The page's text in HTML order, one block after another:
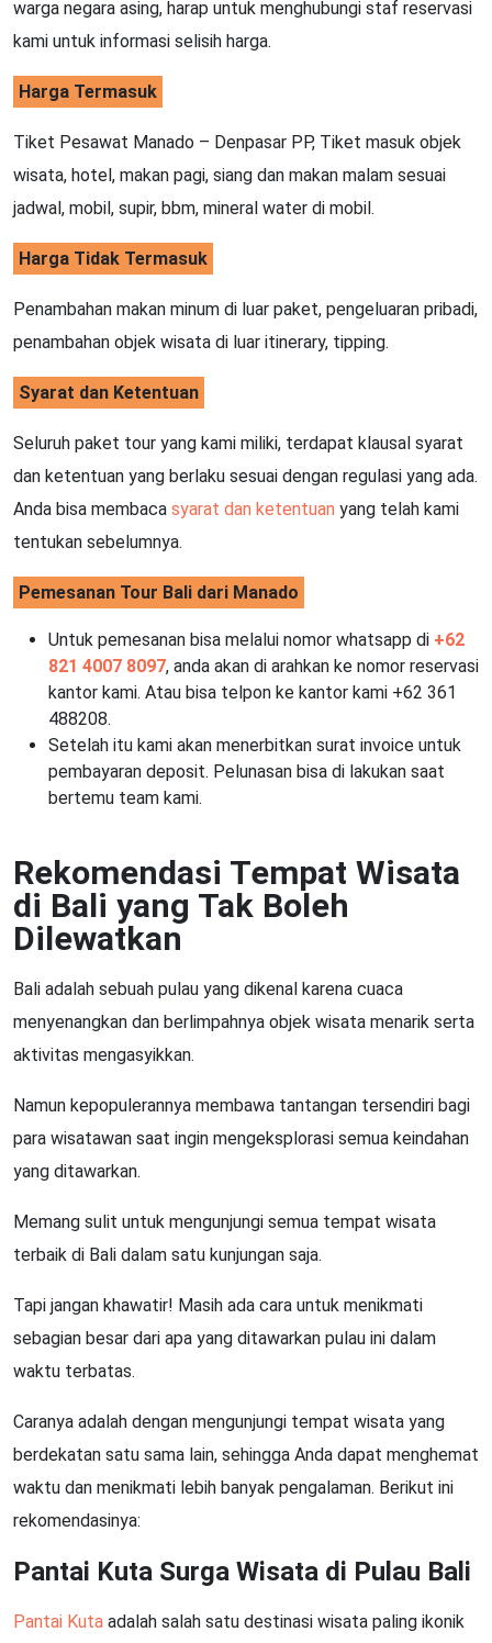
warga negara asing, harap untuk menghubungi staf reservasi
kami untuk informasi selisih harga.
Harga Termasuk
Tiket Pesawat Manado – Denpasar PP, Tiket masuk objek
wisata, hotel, makan pagi, siang dan makan malam sesuai
jadwal, mobil, supir, bbm, mineral water di mobil.
Harga Tidak Termasuk
Penambahan makan minum di luar paket, pengeluaran pribadi,
penambahan objek wisata di luar itinerary, tipping.
Syarat dan Ketentuan
Seluruh paket tour yang kami miliki, terdapat klausal syarat
dan ketentuan yang berlaku sesuai dengan regulasi yang ada.
Anda bisa membaca syarat dan ketentuan yang telah kami
tentukan sebelumnya.
Pemesanan Tour Bali dari Manado
Untuk pemesanan bisa melalui nomor whatsapp di +62
821 4007 8097, anda akan di arahkan ke nomor reservasi
kantor kami. Atau bisa telpon ke kantor kami +62 361
488208.
Setelah itu kami akan menerbitkan surat invoice untuk
pembayaran deposit. Pelunasan bisa di lakukan saat
bertemu team kami.
Rekomendasi Tempat Wisata
di Bali yang Tak Boleh
Dilewatkan
Bali adalah sebuah pulau yang dikenal karena cuaca
menyenangkan dan berlimpahnya objek wisata menarik serta
aktivitas mengasyikkan.
Namun kepopulerannya membawa tantangan tersendiri bagi
para wisatawan saat ingin mengeksplorasi semua keindahan
yang ditawarkan.
Memang sulit untuk mengunjungi semua tempat wisata
terbaik di Bali dalam satu kunjungan saja.
Tapi jangan khawatir! Masih ada cara untuk menikmati
sebagian besar dari apa yang ditawarkan pulau ini dalam
waktu terbatas.
Caranya adalah dengan mengunjungi tempat wisata yang
berdekatan satu sama lain, sehingga Anda dapat menghemat
waktu dan menikmati lebih banyak pengalaman. Berikut ini
rekomendasinya:
Pantai Kuta Surga Wisata di Pulau Bali
Pantai Kuta adalah salah satu destinasi wisata paling ikonik